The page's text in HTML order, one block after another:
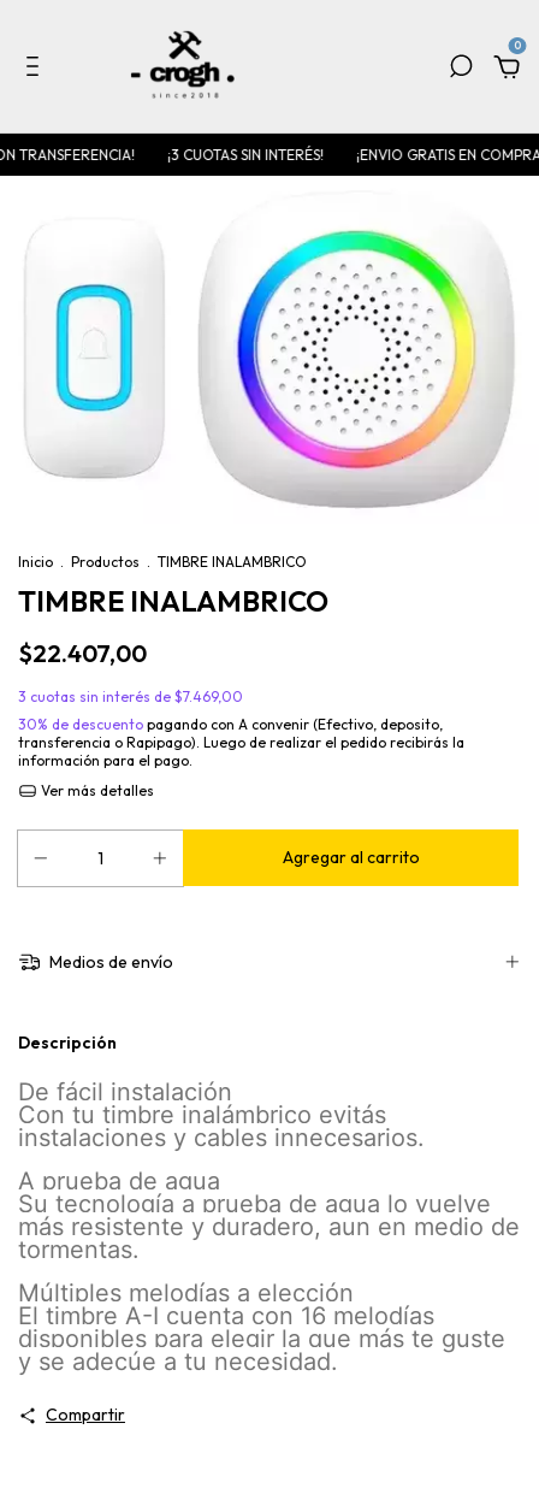
0
TRANSFERENCIA! ¡3 CUOTAS SIN INTERÉS! ¡ENVIO GRATIS EN
Inicio . Productos . TIMBRE INALAMBRICO
TIMBRE INALAMBRICO
$22.407,00
3 cuotas sin interés de $7.469,00
30% de descuento pagando con A convenir (Efectivo, deposito,
transferencia o Rapipago). Luego de realizar el pedido recibirás la
información para el pago.
Ver más detalles
Medios de envío
Descripción
De fácil instalación
Con tu timbre inalámbrico evitás
instalaciones y cables innecesarios.
A prueba de agua
Su tecnología a prueba de agua lo vuelve
más resistente y duradero, aun en medio de
tormentas.
Múltiples melodías a elección
El timbre A-I cuenta con 16 melodías
disponibles para elegir la que más te guste
y se adecúe a tu necesidad.
Compartir